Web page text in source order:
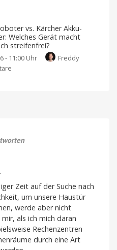
in
Deutschland
Ab
sofort
119,99
Euro
vs. Kärcher Akku-
Welches Gerät macht
streifenfrei?
- 11:00 Uhr
Freddy
macht
Vergleich
Zeit auf der Suche nach
um unsere Haustür
werde aber nicht
als ich mich daran
Rechenzentren
durch eine Art